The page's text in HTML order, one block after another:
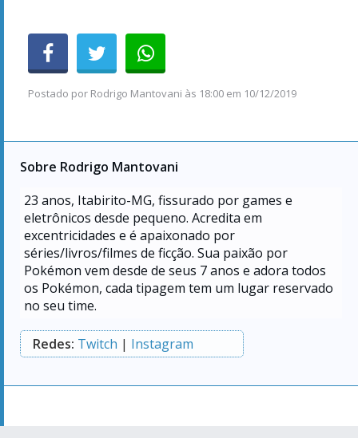
Postado por Rodrigo Mantovani às 18:00 em 10/12/2019
Sobre Rodrigo Mantovani
23 anos, Itabirito-MG, fissurado por games e
eletrônicos desde pequeno. Acredita em
excentricidades e é apaixonado por
séries/livros/filmes de ficção. Sua paixão por
Pokémon vem desde de seus 7 anos e adora todos
os Pokémon, cada tipagem tem um lugar reservado
no seu time.
Redes: Twitch | Instagram